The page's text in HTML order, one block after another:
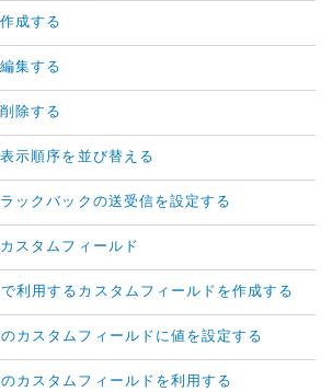
成する
集する
除する
示順序を並び替える
ックバックの送受信を設定する
スタムフィールド
利用するカスタムフィールドを作成する
カスタムフィールドに値を設定する
カスタムフィールドを利用する